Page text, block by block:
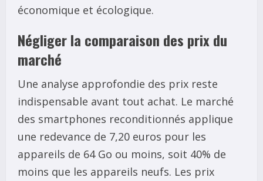
économique et écologique.
Négliger la comparaison des prix du
marché
Une analyse approfondie des prix reste
indispensable avant tout achat. Le marché
des smartphones reconditionnés applique
une redevance de 7,20 euros pour les
appareils de 64 Go ou moins, soit 40% de
moins que les appareils neufs. Les prix